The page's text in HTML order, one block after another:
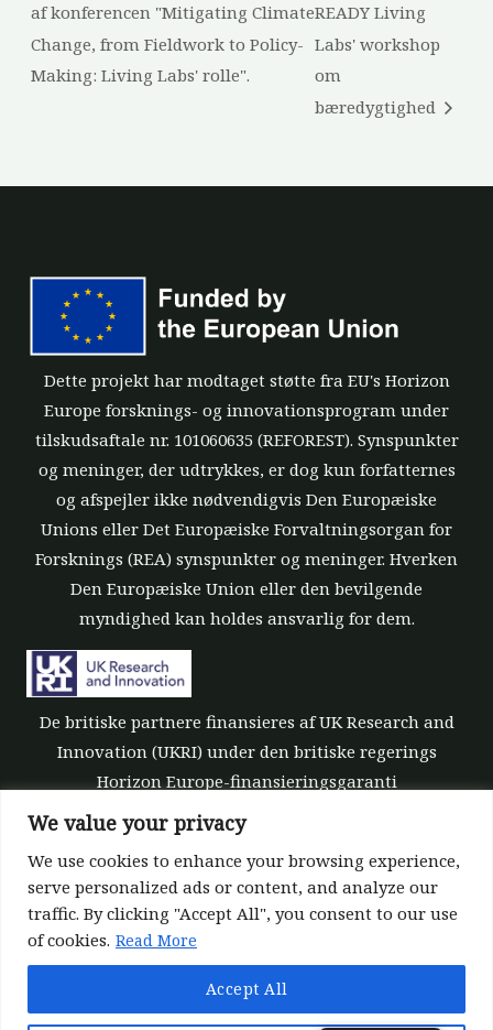
We value your privacy
We use cookies to enhance your browsing experience,
serve personalized ads or content, and analyze our
traffic. By clicking "Accept All", you consent to our use
of cookies. Read More
Accept All
af konferencen "Mitigating Climate
Change, from Fieldwork to Policy-
Making: Living Labs' rolle".
READY Living
Labs' workshop
om
bæredygtighed
Dette projekt har modtaget støtte fra EU's Horizon
Europe forsknings- og innovationsprogram under
tilskudsaftale nr. 101060635 (REFOREST). Synspunkter
og meninger, der udtrykkes, er dog kun forfatternes
og afspejler ikke nødvendigvis Den Europæiske
Unions eller Det Europæiske Forvaltningsorgan for
Forsknings (REA) synspunkter og meninger. Hverken
Den Europæiske Union eller den bevilgende
myndighed kan holdes ansvarlig for dem.
De britiske partnere finansieres af UK Research and
Innovation (UKRI) under den britiske regerings
Horizon Europe-finansieringsgaranti
[tilskudsnummer 10039700].
©All rights reserved 2022-2026 | ReForest project
Designed and Developed byEuroproject Ltd.